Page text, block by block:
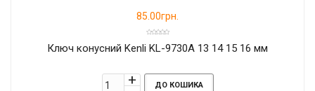
85.00грн.
Ключ конусний Kenli KL-9730A 13 14 15 16 мм
ДО КОШИКА